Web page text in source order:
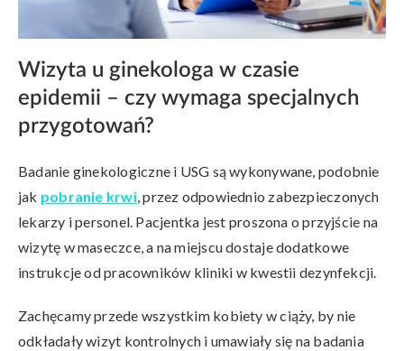
Wizyta u ginekologa w czasie
epidemii – czy wymaga specjalnych
przygotowań?
Badanie ginekologiczne i USG są wykonywane, podobnie
jak pobranie krwi, przez odpowiednio zabezpieczonych
lekarzy i personel. Pacjentka jest proszona o przyjście na
wizytę w maseczce, a na miejscu dostaje dodatkowe
instrukcje od pracowników kliniki w kwestii dezynfekcji.
Zachęcamy przede wszystkim kobiety w ciąży, by nie
odkładały wizyt kontrolnych i umawiały się na badania